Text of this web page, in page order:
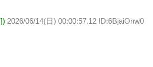
2026/06/14(日) 00:00:57.12 ID:6BjaiOnw0